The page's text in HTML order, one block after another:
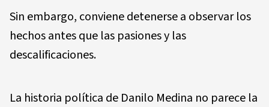
Sin embargo, conviene detenerse a observar los
hechos antes que las pasiones y las
descalificaciones.
La historia política de Danilo Medina no parece la